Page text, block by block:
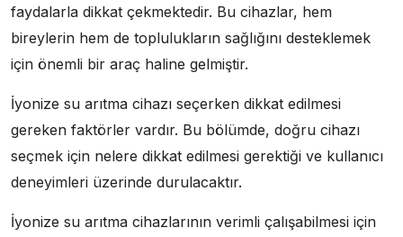
faydalarla dikkat çekmektedir. Bu cihazlar, hem
bireylerin hem de toplulukların sağlığını desteklemek
için önemli bir araç haline gelmiştir.
İyonize su arıtma cihazı seçerken dikkat edilmesi
gereken faktörler vardır. Bu bölümde, doğru cihazı
seçmek için nelere dikkat edilmesi gerektiği ve kullanıcı
deneyimleri üzerinde durulacaktır.
İyonize su arıtma cihazlarının verimli çalışabilmesi için